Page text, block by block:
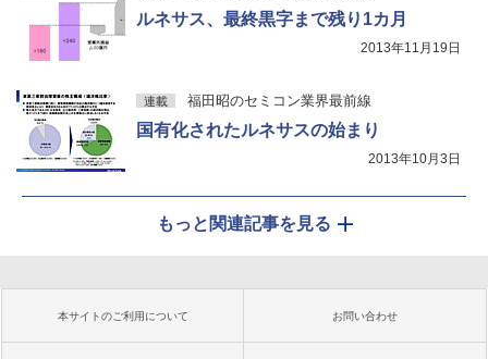
ルネサス、最終黒字まで残り1カ月
2013年11月19日
連載 福田昭のセミコン業界最前線
国有化されたルネサスの始まり
2013年10月3日
もっと関連記事を見る
本サイトのご利用について お問い合わせ